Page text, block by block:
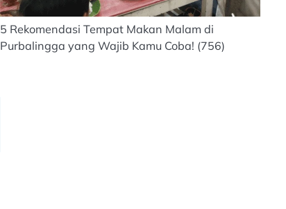
5 Rekomendasi Tempat Makan Malam di
Purbalingga yang Wajib Kamu Coba! (756)